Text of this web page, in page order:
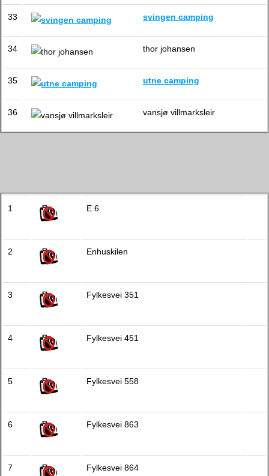
33 svingen camping
34 thor johansen
35 utne camping
36 vansjø villmarksleir
1 E 6
2 Enhuskilen
3 Fylkesvei 351
4 Fylkesvei 451
5 Fylkesvei 558
6 Fylkesvei 863
7 Fylkesvei 864